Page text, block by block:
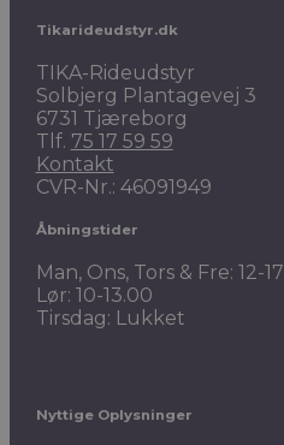
Tikarideudstyr.dk
TIKA-Rideudstyr
Solbjerg Plantagevej 3
6731 Tjæreborg
Tlf. 75 17 59 59
Kontakt
CVR-Nr.: 46091949
Åbningstider
Man, Ons, Tors & Fre: 12-17
Lør: 10-13.00
Tirsdag: Lukket
Nyttige Oplysninger